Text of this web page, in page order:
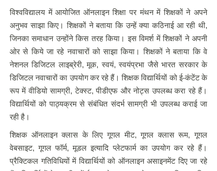
विश्वविद्यालय में आयोजित ऑनलाइन शिक्षा पर मंथन में शिक्षकों ने अपने
अनुभव साझा किए। शिक्षकों ने बताया कि उन्हें क्या कठिनाई आ रही थी,
जिनका समाधान उन्होंने किस तरह किया। इस विमर्श में शिक्षकों ने अपनी
ओर से किये जा रहे नवाचारों को साझा किया। शिक्षकों ने बताया कि वे
नेशनल डिजिटल लाइब्रेरी, मूक, स्वयं, स्वयंप्रभा जैसे भारत सरकार के
डिजिटल नवाचारों का उपयोग कर रहे हैं। शिक्षक विद्यार्थियों को ई-कंटेंट के
रूप में वीडियो सामग्री, टेक्स्ट, पीडीएफ और नोट्स उपलब्ध करा रहे हैं।
विद्यार्थियों को पाठ्यक्रम से संबंधित संदर्भ सामग्री भी उपलब्ध कराई जा
रही है।
शिक्षक ऑनलाइन क्लास के लिए गूगल मीट, गूगल क्लास रूम, गूगल
वेबसाइट, गूगल फॉर्म, मूडल इत्यादि प्लेटफार्म का उपयोग कर रहे हैं।
प्रैक्टिकल गतिविधियों में विद्यार्थियों को ऑनलाइन असाइनमेंट दिए जा रहे